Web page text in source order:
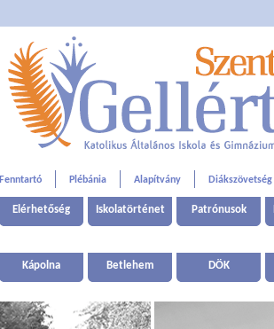
Fenntartó Plébánia Alapítvány Diákszövetség
Elérhetőség Iskolatörténet Patrónusok
Kápolna Betlehem DÖK